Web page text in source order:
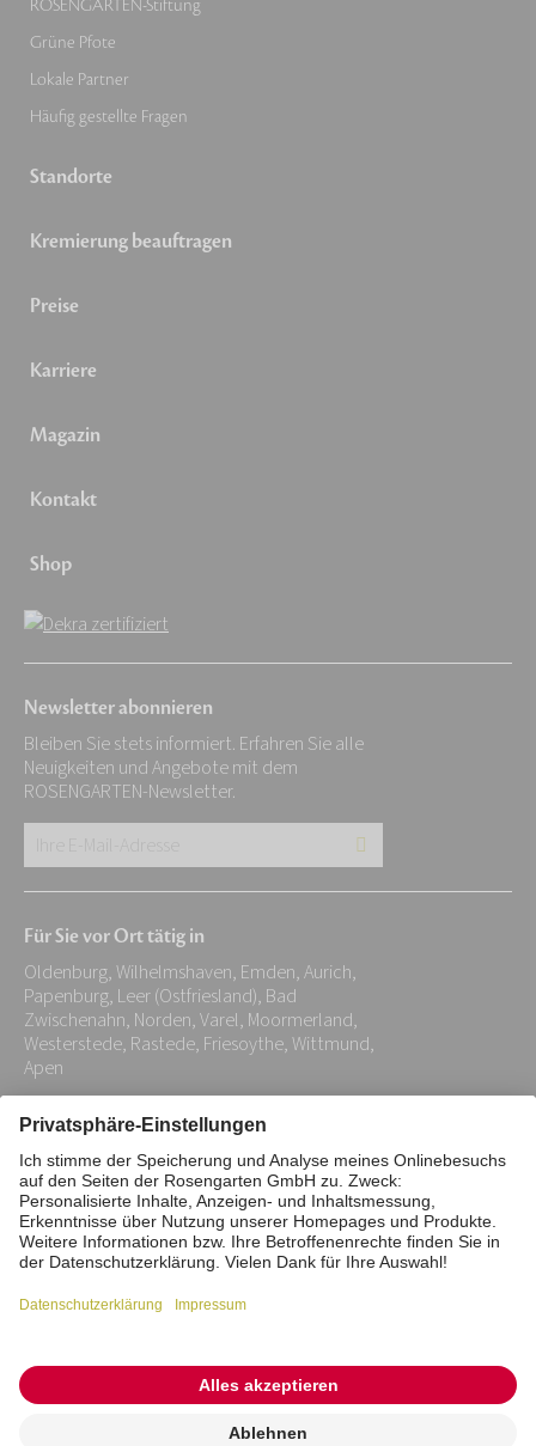
ROSENGARTEN-Stiftung
Grüne Pfote
Lokale Partner
Häufig gestellte Fragen
Standorte
Kremierung beauftragen
Preise
Karriere
Magazin
Kontakt
Shop
Newsletter abonnieren
Bleiben Sie stets informiert. Erfahren Sie alle
Neuigkeiten und Angebote mit dem
ROSENGARTEN-Newsletter.
E-
Adresse:
*
Für Sie vor Ort tätig in
Oldenburg, Wilhelmshaven, Emden, Aurich,
Papenburg, Leer (Ostfriesland), Bad
Zwischenahn, Norden, Varel, Moormerland,
Westerstede, Rastede, Friesoythe, Wittmund,
Apen
Impressum Datenschutz
Stiftung
Interne Meldestelle
Zahlungsmittel
Barrierefreiheitserklärung
Vertrag widerrufen